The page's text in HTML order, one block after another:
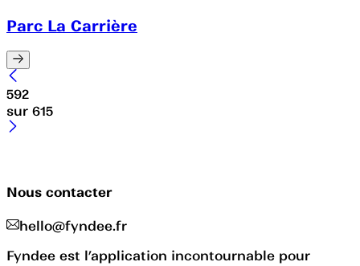
Parc La Carrière
592
sur 615
Nous contacter
hello@fyndee.fr
Fyndee est l’application incontournable pour